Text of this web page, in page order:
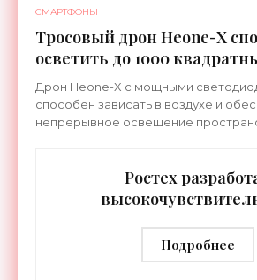
СМАРТФОНЫ
Тросовый дрон Heone-X
осветить до 1000
земли - «Беспилотники»
Дрон Heone-X с мощными
способен зависать в воздухе и
непрерывное освещение
Ростех
дальностью
- «Гаджеты»
Подробнее